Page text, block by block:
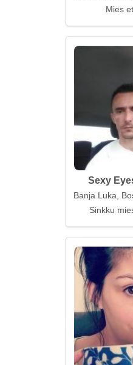
Mies
Sexy
Banja Luka,
Sinkku